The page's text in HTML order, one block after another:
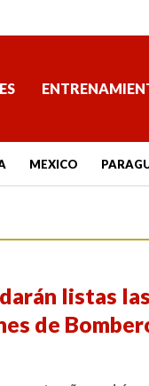
MEXICO
listas
de